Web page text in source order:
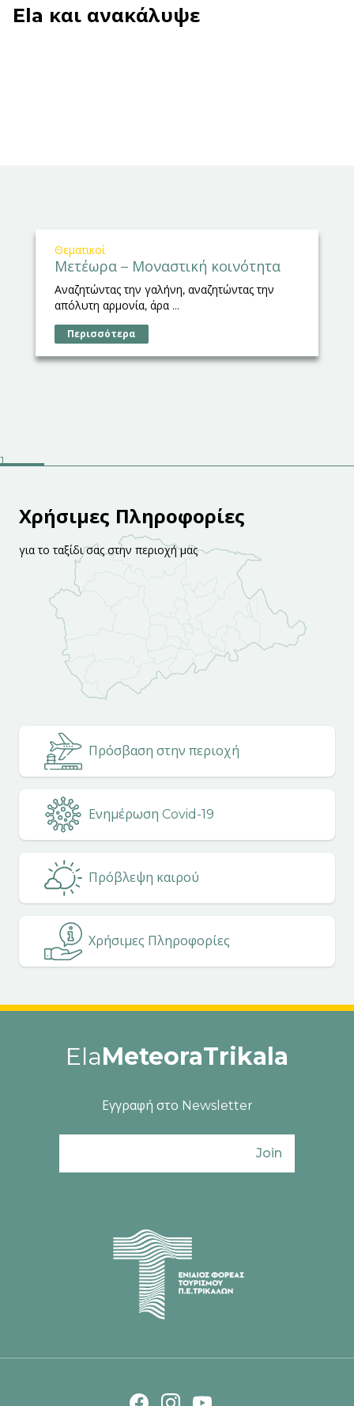
Ela και ανακάλυψε
Θεματικοί
Μετέωρα – Μοναστική κοινότητα
Αναζητώντας την γαλήνη, αναζητώντας την
απόλυτη αρμονία, άρα ...
Περισσότερα
Χρήσιμες Πληροφορίες
για το ταξίδι σας στην περιοχή μας
Πρόσβαση στην περιοχή
Ενημέρωση Covid-19
Πρόβλεψη καιρού
Χρήσιμες Πληροφορίες
ElaMeteoraTrikala
Εγγραφή στο Newsletter
Join